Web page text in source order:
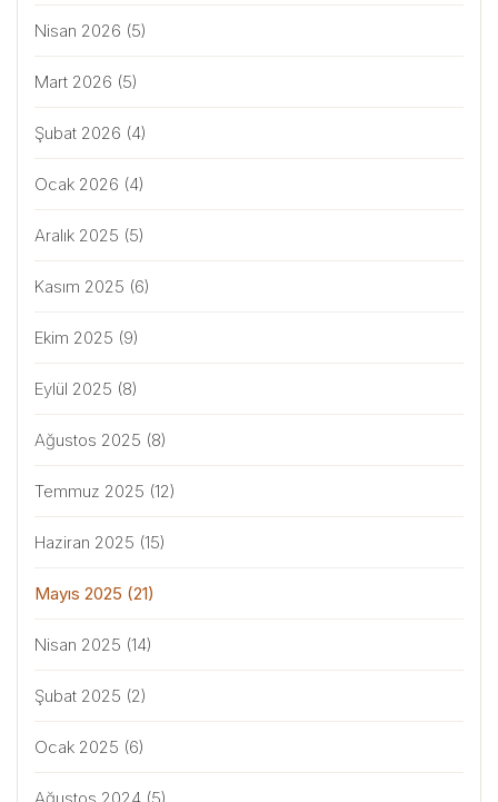
Nisan 2026 (5)
Mart 2026 (5)
Şubat 2026 (4)
Ocak 2026 (4)
Aralık 2025 (5)
Kasım 2025 (6)
Ekim 2025 (9)
Eylül 2025 (8)
Ağustos 2025 (8)
Temmuz 2025 (12)
Haziran 2025 (15)
Mayıs 2025 (21)
Nisan 2025 (14)
Şubat 2025 (2)
Ocak 2025 (6)